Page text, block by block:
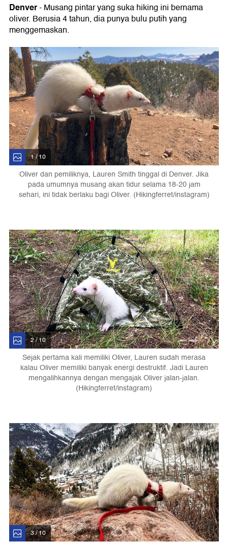
Denver- Musang pintar yang suka hiking ini bernama
oliver. Berusia 4 tahun, dia punya bulu putih yang
menggemaskan.
1 / 10
Oliver dan pemiliknya, Lauren Smith tinggal di Denver. Jika
pada umumnya musang akan tidur selama 18-20 jam
sehari, ini tidak berlaku bagi Oliver. (Hikingferret/instagram)
2 / 10
Sejak pertama kali memiliki Oliver, Lauren sudah merasa
kalau Oliver memiliki banyak energi destruktif. Jadi Lauren
mengalihkannya dengan mengajak Oliver jalan-jalan.
(Hikingferret/instagram)
3 / 10